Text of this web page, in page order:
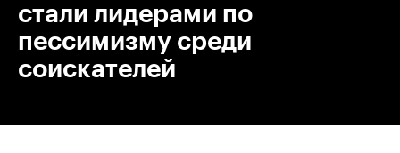
стали лидерами по
пессимизму среди
соискателей